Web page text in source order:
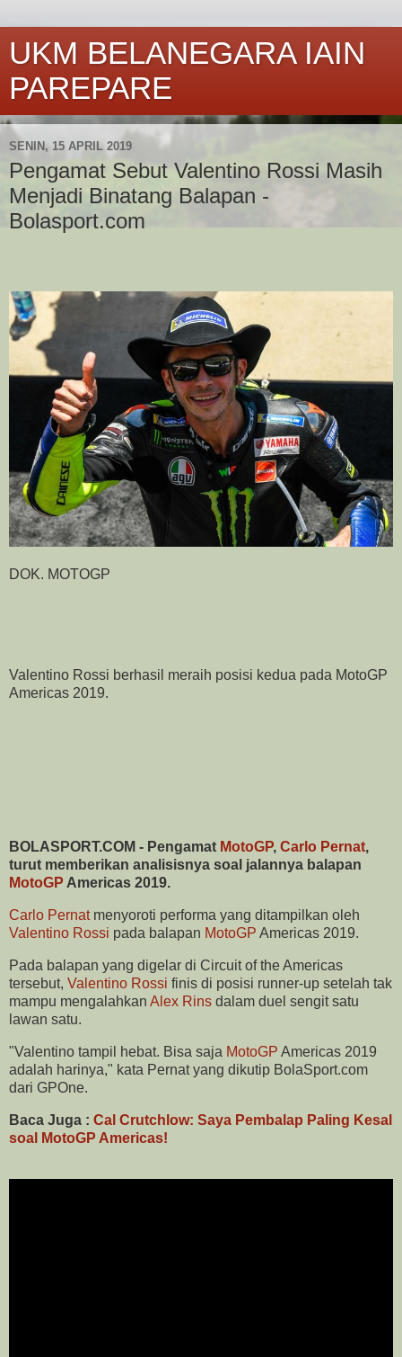
UKM BELANEGARA IAIN
PAREPARE
SENIN, 15 APRIL 2019
Pengamat Sebut Valentino Rossi Masih
Menjadi Binatang Balapan -
Bolasport.com
DOK. MOTOGP
Valentino Rossi berhasil meraih posisi kedua pada MotoGP
Americas 2019.
BOLASPORT.COM - Pengamat MotoGP, Carlo Pernat,
turut memberikan analisisnya soal jalannya balapan
MotoGP Americas 2019.
Carlo Pernatmenyoroti performa yang ditampilkan oleh
Valentino Rossi pada balapan MotoGP Americas 2019.
Pada balapan yang digelar di Circuit of the Americas
tersebut, Valentino Rossi finis di posisi runner-up setelah tak
mampu mengalahkan Alex Rins dalam duel sengit satu
lawan satu.
"Valentino tampil hebat. Bisa saja MotoGP Americas 2019
adalah harinya," kata Pernat yang dikutip BolaSport.com
dari GPOne.
Baca Juga : Cal Crutchlow: Saya Pembalap Paling Kesal
soal MotoGP Americas!